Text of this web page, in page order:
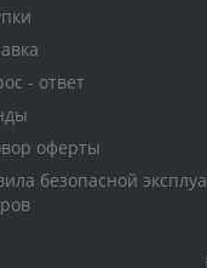
- ответ
оферты
безопасной